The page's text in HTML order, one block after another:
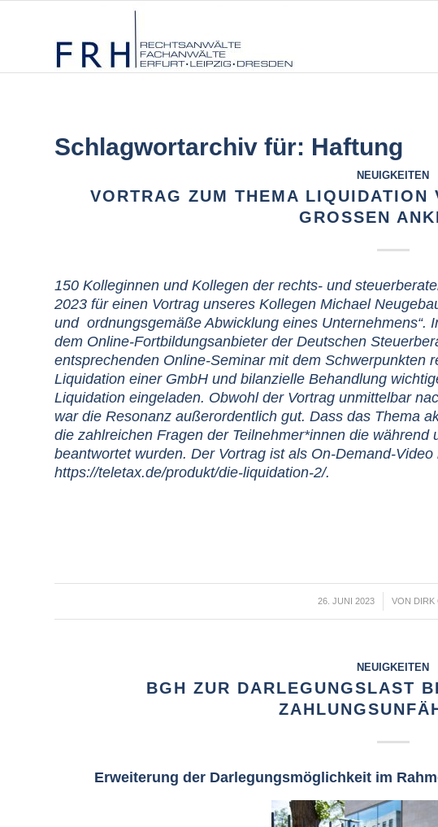
Schlagwortarchiv für: Haftung
NEUIGKEITEN
VORTRAG ZUM THEMA LIQUIDATION
GROSSEN
150 Kolleginnen und Kollegen der rechts- und
2023 für einen Vortrag unseres Kollegen Michael
und ordnungsgemäße Abwicklung eines Unternehmens“.
dem Online-Fortbildungsanbieter der Deutschen
entsprechenden Online-Seminar mit dem Schwerpunkten
Liquidation einer GmbH und bilanzielle Behandlung
Liquidation eingeladen. Obwohl der Vortrag unmittelbar
war die Resonanz außerordentlich gut. Dass das Thema
die zahlreichen Fragen der Teilnehmer*innen die während
beantwortet wurden. Der Vortrag ist als On-Demand-
https://teletax.de/produkt/die-liquidation-2/.
26. JUNI 2023
/ VON DIRK
NEUIGKEITEN
BGH ZUR DARLEGUNGSLAST
Erweiterung der Darlegungsmöglichkeit im